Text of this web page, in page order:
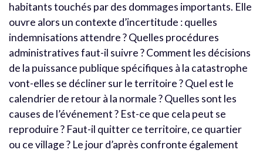
habitants touchés par des dommages importants. Elle
ouvre alors un contexte d’incertitude : quelles
indemnisations attendre ? Quelles procédures
administratives faut-il suivre ? Comment les décisions
de la puissance publique spécifiques à la catastrophe
vont-elles se décliner sur le territoire ? Quel est le
calendrier de retour à la normale ? Quelles sont les
causes de l’événement ? Est-ce que cela peut se
reproduire ? Faut-il quitter ce territoire, ce quartier
ou ce village ? Le jour d’après confronte également